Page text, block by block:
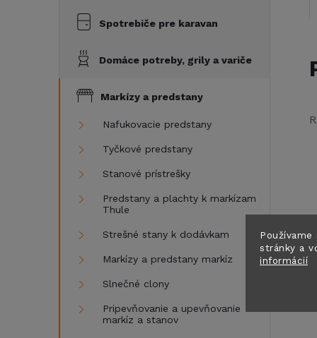
stránky a
informácií
Spotrebiče pre karavan
Domáce potreby, grily a variče
Markízy a predstany
Nafukovacie predstany
Tyčkové predstany
Stanové prístrešky
Predstany a plachty k markízam
Thule
Strešné stany k dodávkam
Markízy a predstany markíz
Slnečné clony
Pripevňovanie a upevňovanie
markíz a stanov